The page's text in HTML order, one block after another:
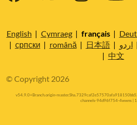
English | Cymraeg| français|
| српски | română | 日本語| اردو |
| 中文
© Copyright 2026
v54.9.0+Branch.origin-
channels-94d96f754-4wwns